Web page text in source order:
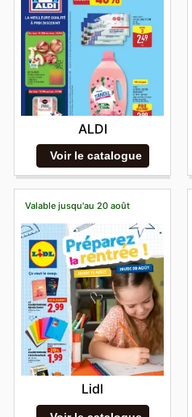
ALDI
Voir le catalogue
Valable jusqu'au 20 août
Lidl